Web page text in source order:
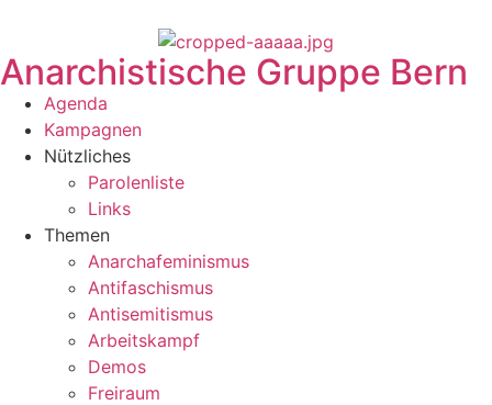
Anarchistische Gruppe Bern
Agenda
Kampagnen
Nützliches
Parolenliste
Links
Themen
Anarchafeminismus
Antifaschismus
Antisemitismus
Arbeitskampf
Demos
Freiraum